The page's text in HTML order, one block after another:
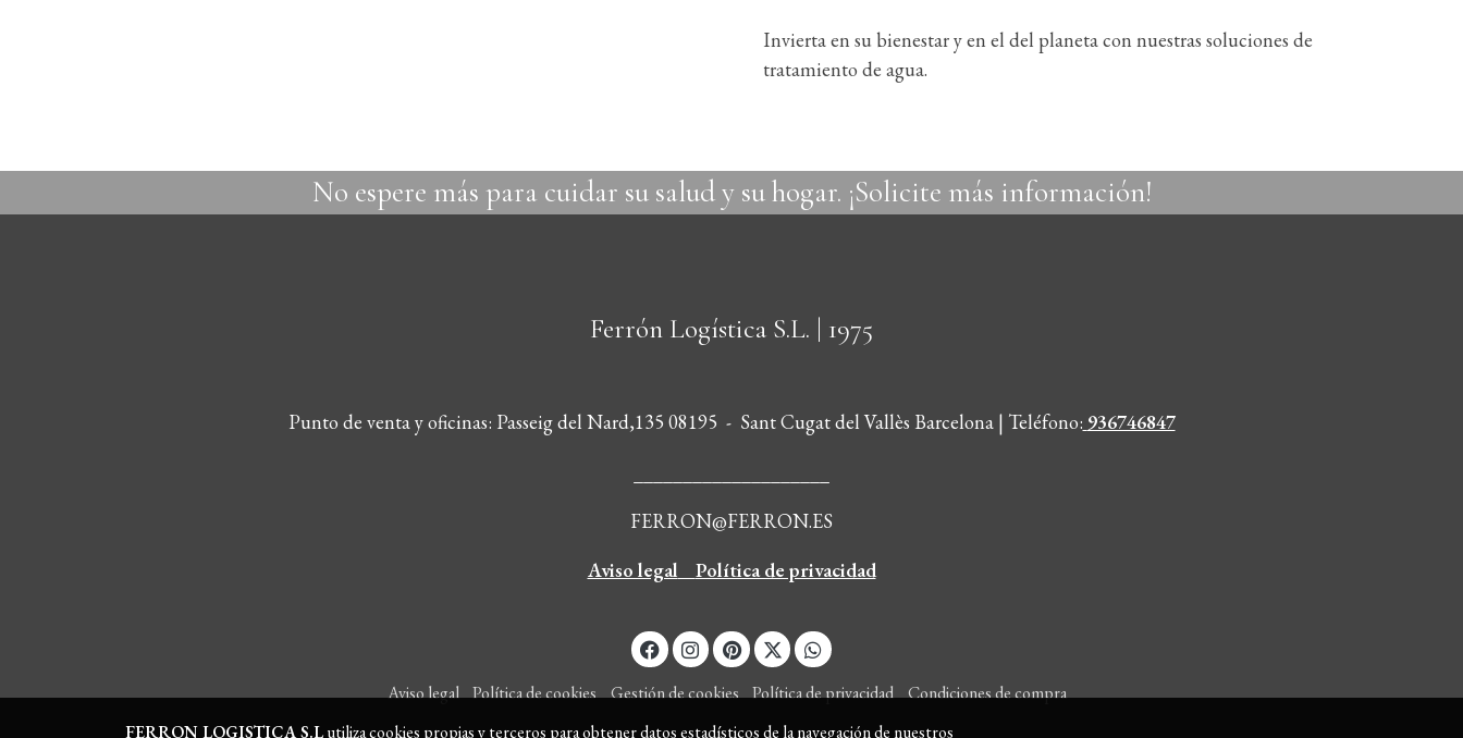
Invierta en su bienestar y en el del planeta con nuestras soluciones de
tratamiento de agua.
No espere más para cuidar su salud y su hogar. ¡Solicite más información!
Ferrón Logística S.L. | 1975
Punto de venta y oficinas: Passeig del Nard,135 08195 - Sant Cugat del Vallès Barcelona | Teléfono: 936746847
FERRON@FERRON.ES
Aviso legal
Política de privacidad
Aviso legal Política de cookies Gestión de cookies Política de privacidad Condiciones de compra
FERRON LOGISTICA S.Lutiliza cookies propias y terceros para obtener datos estadísticos de la navegación de nuestros